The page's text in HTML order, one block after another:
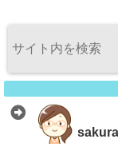
sakura